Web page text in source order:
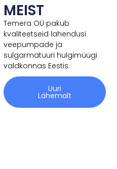
MEIST
Temera OÜ pakub
kvaliteetseid lahendusi
veepumpade ja
sulgarmatuuri hulgimüügi
valdkonnas Eestis.
Uuri
Lähemalt